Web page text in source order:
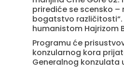
prirediće se scensko
bogatstvo
humanistom Hajrizom
Programu će
konzularnog kora
Generalnog konzulata